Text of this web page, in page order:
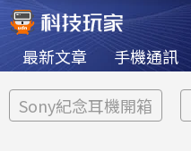
最新文章 手機通訊
Sony紀念耳機開箱